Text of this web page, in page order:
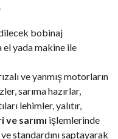
bobinaj
el yada makine ile
ve yanmış motorların
sarıma hazırlar,
lehimler, yalıtır,
sarımı işlemlerinde
standardını saptayarak